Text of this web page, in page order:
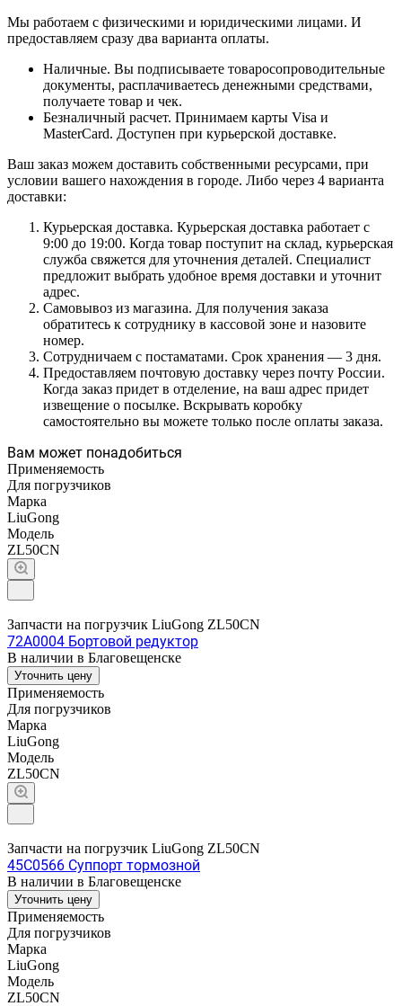
Мы работаем с физическими и юридическими лицами. И
предоставляем сразу два варианта оплаты.
Наличные. Вы подписываете товаросопроводительные
документы, расплачиваетесь денежными средствами,
получаете товар и чек.
Безналичный расчет. Принимаем карты Visa и
MasterCard. Доступен при курьерской доставке.
Ваш заказ можем доставить собственными ресурсами, при
условии вашего нахождения в городе. Либо через 4 варианта
доставки:
Курьерская доставка. Курьерская доставка работает с
9:00 до 19:00. Когда товар поступит на склад, курьерская
служба свяжется для уточнения деталей. Специалист
предложит выбрать удобное время доставки и уточнит
адрес.
Самовывоз из магазина. Для получения заказа
обратитесь к сотруднику в кассовой зоне и назовите
номер.
Сотрудничаем с постаматами. Срок хранения — 3 дня.
Предоставляем почтовую доставку через почту России.
Когда заказ придет в отделение, на ваш адрес придет
извещение о посылке. Вскрывать коробку
самостоятельно вы можете только после оплаты заказа.
Вам может понадобиться
Применяемость
Для погрузчиков
Марка
LiuGong
Модель
ZL50CN
Запчасти на погрузчик LiuGong ZL50CN
72A0004 Бортовой редуктор
В наличии в Благовещенске
Уточнить цену
Применяемость
Для погрузчиков
Марка
LiuGong
Модель
ZL50CN
Запчасти на погрузчик LiuGong ZL50CN
45C0566 Суппорт тормозной
В наличии в Благовещенске
Уточнить цену
Применяемость
Для погрузчиков
Марка
LiuGong
Модель
ZL50CN